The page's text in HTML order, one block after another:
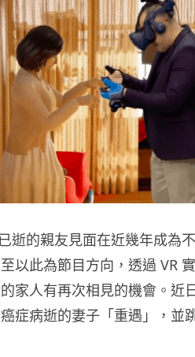
逝的親友見面在近幾年成為
以此為節目方向，透過 VR
家人有再次相見的機會。近
症病逝的妻子「重遇」，並